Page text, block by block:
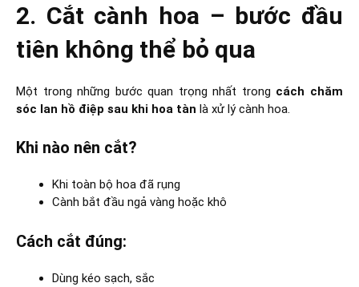
2. Cắt cành hoa – bước đầu
tiên không thể bỏ qua
Một trong những bước quan trọng nhất trong cách chăm
sóc lan hồ điệp sau khi hoa tàn là xử lý cành hoa.
Khi nào nên cắt?
Khi toàn bộ hoa đã rụng
Cành bắt đầu ngả vàng hoặc khô
Cách cắt đúng:
Dùng kéo sạch, sắc